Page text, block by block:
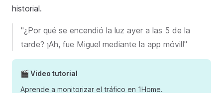
historial.
"¿Por qué se encendió la luz ayer a las 5 de la
tarde? ¡Ah, fue Miguel mediante la app móvil!"
🎬 Video tutorial
Aprende a monitorizar el tráfico en 1Home.